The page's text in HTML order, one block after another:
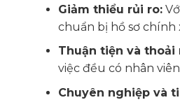
Giảm thiểu rủi ro:
chuẩn bị hồ sơ chính
Thuận tiện và thoải
việc đều có nhân
Chuyên nghiệp và